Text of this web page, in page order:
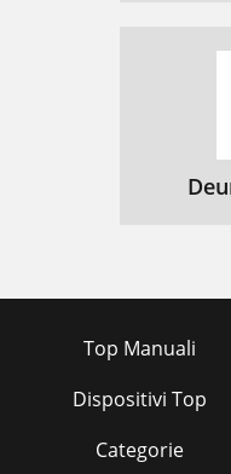
Top Manuali
Dispositivi Top
Categorie